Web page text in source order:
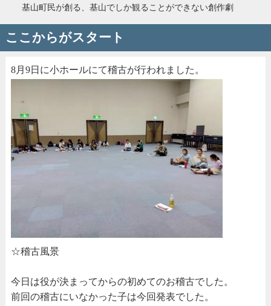
基山町民が創る、基山でしか観ることができない創作劇
ここからがスタート
8月9日に小ホールにて稽古が行われました。
☆稽古風景
今日は役が決まってからの初めてのお稽古でした。
前回の稽古にいなかった子は今回発表でした。